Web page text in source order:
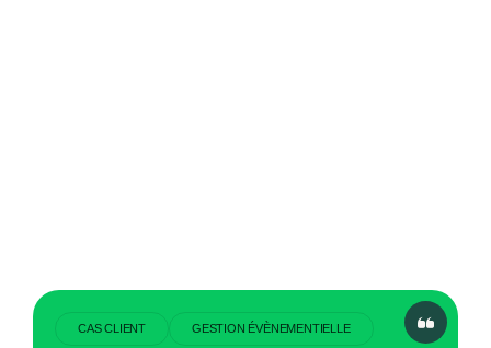
CAS CLIENT GESTION ÉVÈNEMENTIELLE